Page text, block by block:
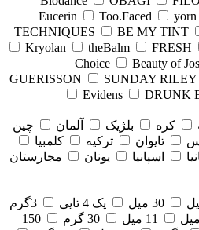
Eucerin
Too.Faced yorn
TECHNIQUES
BE MY TINT
Kryolan
theBalm FRESH
Choice
Beauty of
GUERISSON
SUNDAY RILEY
Evidens
DRUNK
کره بلژیک آلمان
چین
تایوان ترکیه
کلمبیا
اسپانیا یونان
مجارستان
30 میل پک 4 تایی
3گرم
11 میل 30 گرم
150